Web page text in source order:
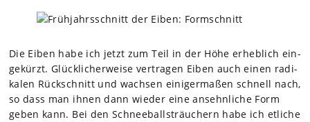
Die Eiben habe ich jetzt zum Teil in der Höhe erheb­lich ein­
ge­kürzt. Glück­li­cher­weise ver­tra­gen Eiben auch einen radi­
ka­len Rück­schnitt und wach­sen eini­ger­ma­ßen schnell nach,
so dass man ihnen dann wie­der eine ansehn­li­che Form
geben kann. Bei den Schnee­ball­sträu­chern habe ich etli­che